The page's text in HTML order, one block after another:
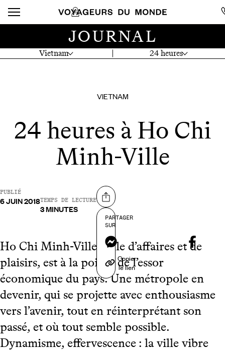
Vietnam 24 heures
JOURNAL
VIETNAM
24 heures à Ho Chi
Minh-Ville
PUBLIÉ
6 JUIN 2018TEMPS DE LECTURE
3 MINUTES
Partager sur
PARTAGER
SUR
Messenger
Copier
le lien
Ho Chi Minh-Ville, ville d’affaires et de
plaisirs, est à la pointe de l’essor
économique du pays. Une métropole en
devenir, qui se projette avec enthousiasme
vers l’avenir, tout en réinterprétant son
passé, et où tout semble possible.
Dynamisme, effervescence : la ville vibre